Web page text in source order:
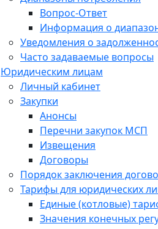
Вопрос-Ответ
Информация о
Уведомления о
Часто задаваемые вопросы
Юридическим лицам
Личный кабинет
Закупки
Анонсы
Перечни закупок МСП
Извещения
Договоры
Порядок заключения
Тарифы для юридических
Единые (котловые)
Значения конечных